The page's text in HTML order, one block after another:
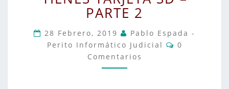
ANDROID
CON
“DD”,
INCLUSO
CUANDO
NO
PARTE 2
28 Febrero, 2019
Pablo Espada -
Perito Informático Judicial
Comentarios
0
Comentarios